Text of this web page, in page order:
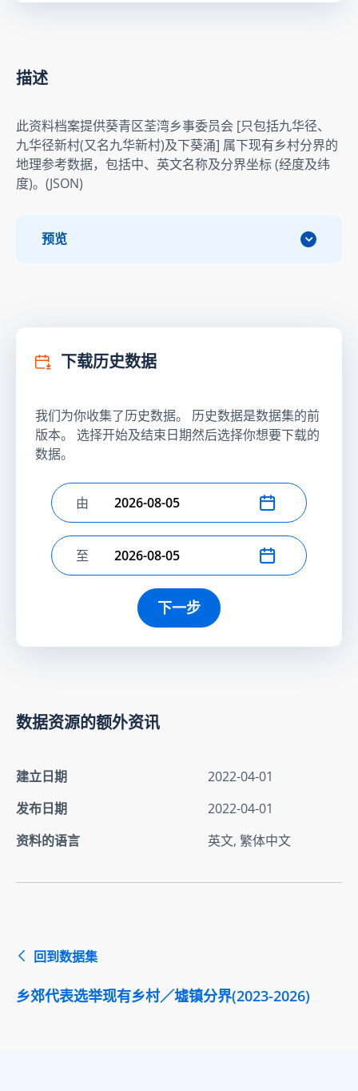
描述
此资料档案提供葵青区荃湾乡事委员会 [只包括九华径、
九华径新村(又名九华新村)及下葵涌] 属下现有乡村分界的
地理参考数据，包括中、英文名称及分界坐标 (经度及纬
度)。(JSON)
预览
下载历史数据
我们为你收集了历史数据。 历史数据是数据集的前
版本。 选择开始及结束日期然后选择你想要下载的
数据。
选择开始日期
由
选择结束日期
至
下一步
数据资源的额外资讯
建立日期
2022-04-01
发布日期
2022-04-01
资料的语言
英文, 繁体中文
回到数据集
乡郊代表选举现有乡村／墟镇分界(2023-2026)